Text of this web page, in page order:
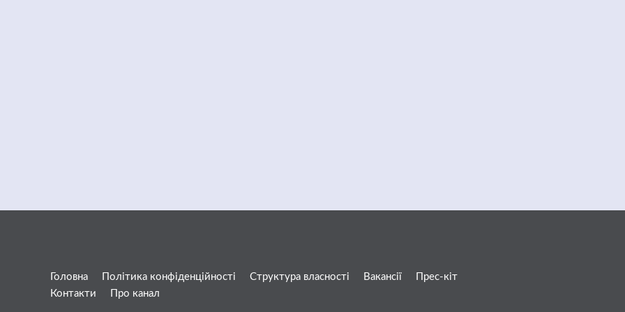
Головна Політика конфіденційності Структура власності Вакансії
Прес-кіт
Контакти
Про канал